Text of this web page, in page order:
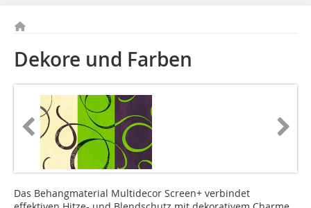
Dekore und Farben
Das Behangmaterial Multidecor Screen+ verbindet